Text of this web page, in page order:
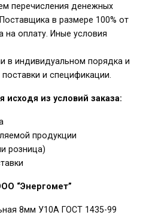
перечисления денежных
в размере 100% от
на оплату. Иные условия
в индивидуальном порядка и
и спецификации.
исходя из условий заказа:
продукции
розница)
“Энергомет”
8мм У10А ГОСТ 1435-99